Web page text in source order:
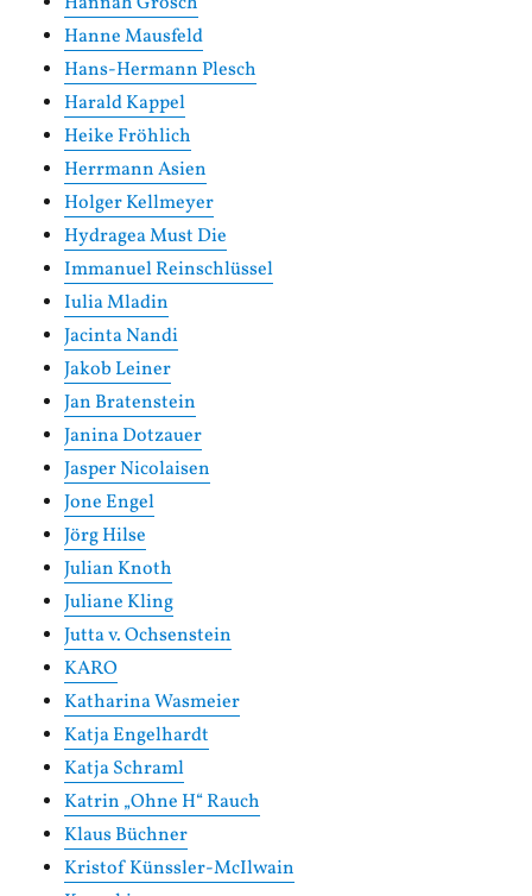
Hanne Mausfeld
Hans-Hermann Plesch
Harald Kappel
Heike Fröhlich
Herrmann Asien
Holger Kellmeyer
Hydragea Must Die
Immanuel Reinschlüssel
Iulia Mladin
Jacinta Nandi
Jakob Leiner
Jan Bratenstein
Janina Dotzauer
Jasper Nicolaisen
Jone Engel
Jörg Hilse
Julian Knoth
Juliane Kling
Jutta v. Ochsenstein
KARO
Katharina Wasmeier
Katja Engelhardt
Katja Schraml
Katrin „Ohne H“ Rauch
Klaus Büchner
Kristof Künssler-McIlwain